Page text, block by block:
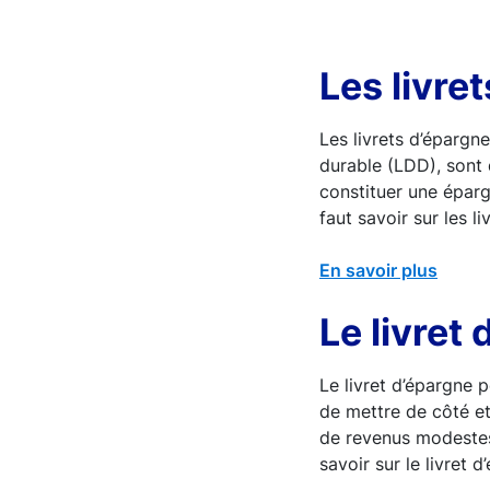
Les
Les livrets
durable (LDD),
constituer une
faut savoir sur les
En savoir plus
Le livret
Le livret d’épargne
de mettre de côté
de revenus
savoir sur le livret